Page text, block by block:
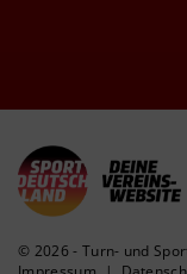
© 2026 - Turn- und